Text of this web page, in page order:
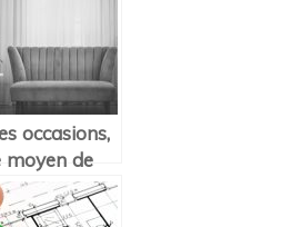
ou
?
occasions,
moyen de
à bon